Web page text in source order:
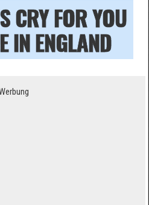
CRY FOR YOU
IN ENGLAND